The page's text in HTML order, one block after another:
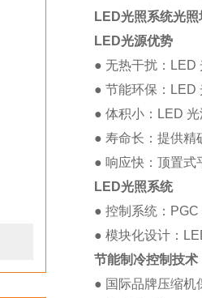
LED光照系统光照
LED光源优势
● 无热干扰：LED
● 节能环保：LED
● 体积小：LED
● 寿命长：提供精
● 响应快：顶置式
LED光照系统
● 控制系统：
● 模块化设计：
节能制冷控制技术
● 国际品牌压缩机